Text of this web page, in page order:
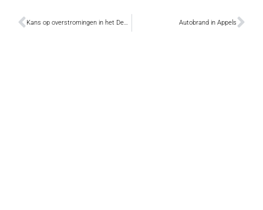
Kans op overstromingen in het Denderbekken Autobrand in Appels